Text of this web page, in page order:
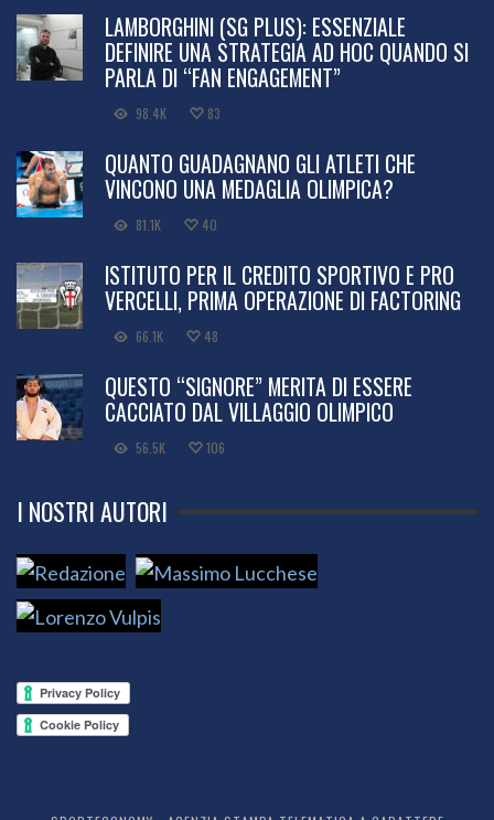
LAMBORGHINI (SG PLUS): ESSENZIALE
DEFINIRE UNA STRATEGIA AD HOC QUANDO SI
PARLA DI “FAN ENGAGEMENT”
98.4K 83
QUANTO GUADAGNANO GLI ATLETI CHE
VINCONO UNA MEDAGLIA OLIMPICA?
81.1K 40
ISTITUTO PER IL CREDITO SPORTIVO E PRO
VERCELLI, PRIMA OPERAZIONE DI FACTORING
66.1K 48
QUESTO “SIGNORE” MERITA DI ESSERE
CACCIATO DAL VILLAGGIO OLIMPICO
56.5K 106
I NOSTRI AUTORI